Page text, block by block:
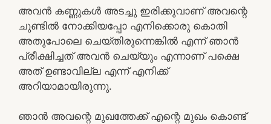
അവൻ കണ്ണുകൾ അടച്ചു ഇരിക്കുവാണ് അവന്റെ
ചുണ്ടിൽ നോക്കിയപ്പോ എനിക്കൊരു കൊതി
അതുപോലെ ചെയ്തിരുന്നെങ്കിൽ എന്ന് ഞാൻ
പ്രീക്ഷിച്ചത് അവൻ ചെയ്യും എന്നാണ് പക്ഷെ
അത് ഉണ്ടാവില്ല എന്ന് എനിക്ക്
അറിയാമായിരുന്നു.
ഞാൻ അവന്റെ മുഖത്തേക്ക് എന്റെ മുഖം കൊണ്ട്